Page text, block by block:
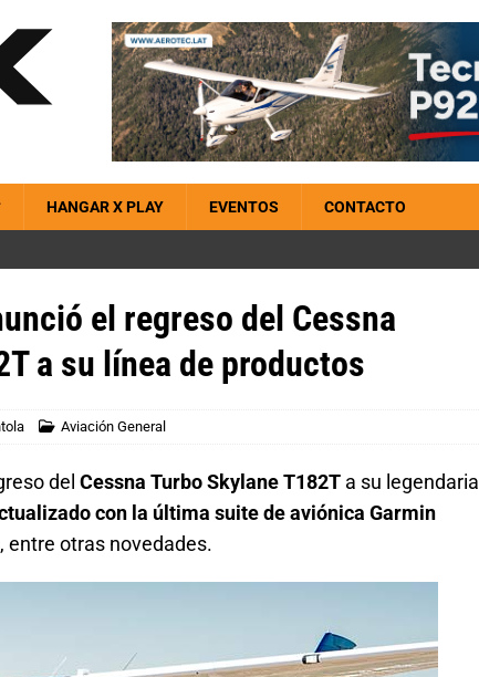
HANGAR X PLAY EVENTOS CONTACTO
el regreso del Cessna
a su línea de productos
Aviación General
del Cessna Turbo Skylane T182T a su legendaria
con la última suite de aviónica Garmin
, entre otras novedades.